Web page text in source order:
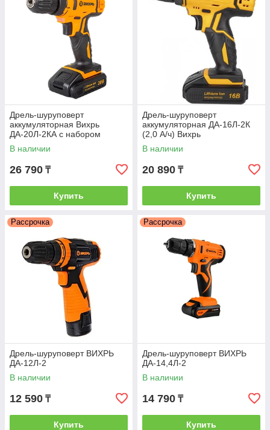
Дрель-шуруповерт
аккумуляторная Вихрь
ДА-20Л-2КА с набором
оснастки 65 предметов
В наличии
26 790 ₸
Купить
Дрель-шуруповерт
аккумуляторная ДА-16Л-2К
(2,0 А/ч) Вихрь
В наличии
20 890 ₸
Купить
Рассрочка
Дрель-шуруповерт ВИХРЬ
ДА-12Л-2
В наличии
12 590 ₸
Купить
Рассрочка
Дрель-шуруповерт ВИХРЬ
ДА-14,4Л-2
В наличии
14 790 ₸
Купить